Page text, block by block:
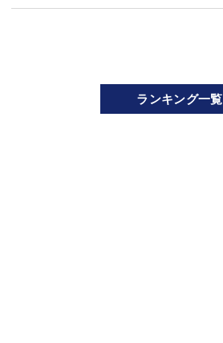
ランキング一覧